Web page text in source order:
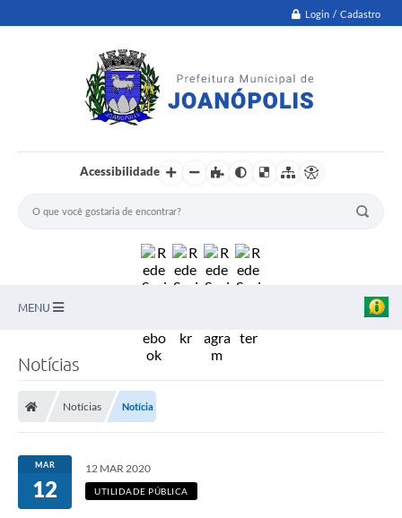
Login / Cadastro
Acessibilidade
MENU
Transparência
Editais
Notícias
Notícias Notícia
MAR
12
12 MAR 2020
UTILIDADE PÚBLICA